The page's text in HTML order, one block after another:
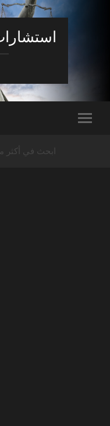
ابحث في أكثر من 50 مليون معلومة